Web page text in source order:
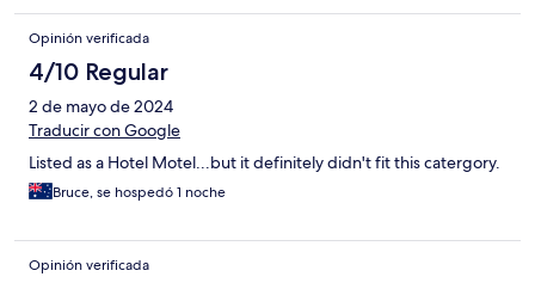
Opinión verificada
4/10 Regular
2 de mayo de 2024
Traducir con Google
Listed as a Hotel Motel...but it definitely didn't fit this catergory.
Bruce, se hospedó 1 noche
Opinión verificada